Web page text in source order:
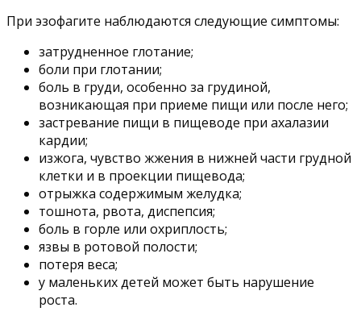
При эзофагите наблюдаются следующие симптомы:
затрудненное глотание;
боли при глотании;
боль в груди, особенно за грудиной,
возникающая при приеме пищи или после него;
застревание пищи в пищеводе при ахалазии
кардии;
изжога, чувство жжения в нижней части грудной
клетки и в проекции пищевода;
отрыжка содержимым желудка;
тошнота, рвота, диспепсия;
боль в горле или охриплость;
язвы в ротовой полости;
потеря веса;
у маленьких детей может быть нарушение
роста.